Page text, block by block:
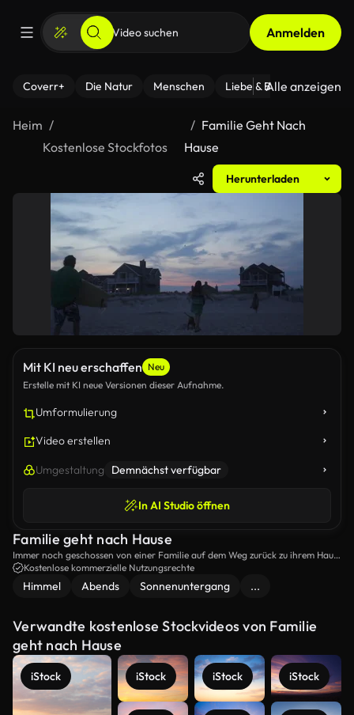
Anmelden
Coverr+ Die Natur Menschen Liebe & Beziehungen
Alle anzeigen
Heim
Kostenlose Stockfotos
Familie Geht Nach
Hause
Herunterladen
Mit KI neu erschaffen Neu
Erstelle mit KI neue Versionen dieser Aufnahme.
Umformulierung
Video erstellen
Umgestaltung Demnächst verfügbar
In AI Studio öffnen
Familie geht nach Hause
Immer noch geschossen von einer Familie auf dem Weg zurück zu ihrem Haus
am Strand.
Kostenlose kommerzielle Nutzungsrechte
Himmel Abends Sonnenuntergang ...
Verwandte kostenlose Stockvideos von Familie
geht nach Hause
iStock iStock iStock iStock